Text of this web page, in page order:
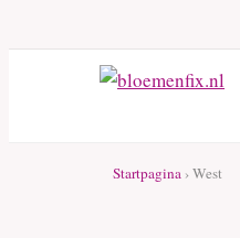
Startpagina › West